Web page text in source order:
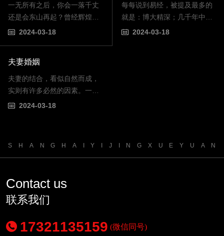
一无所有之后，你会一落千丈
还是会东山再起？曾经辉煌的
人，最后一无所有，更有甚者
比如褚时健等等。按成功的原
理来...
2024-03-18
每每说到易经，被提及最多的
就是：博大精深；几千年中国
传统文化；什么群经之首，大
2024-03-18
夫妻婚姻
夫妻的结合，看似自然而成，
实则有许多必然的因素。一、
方圆1公里内有公园小区湖综合
2024-03-18
S H A N G H A I Y I J I N G X U E Y U A N
Contact us
联系我们
17321135159 (微信同号)